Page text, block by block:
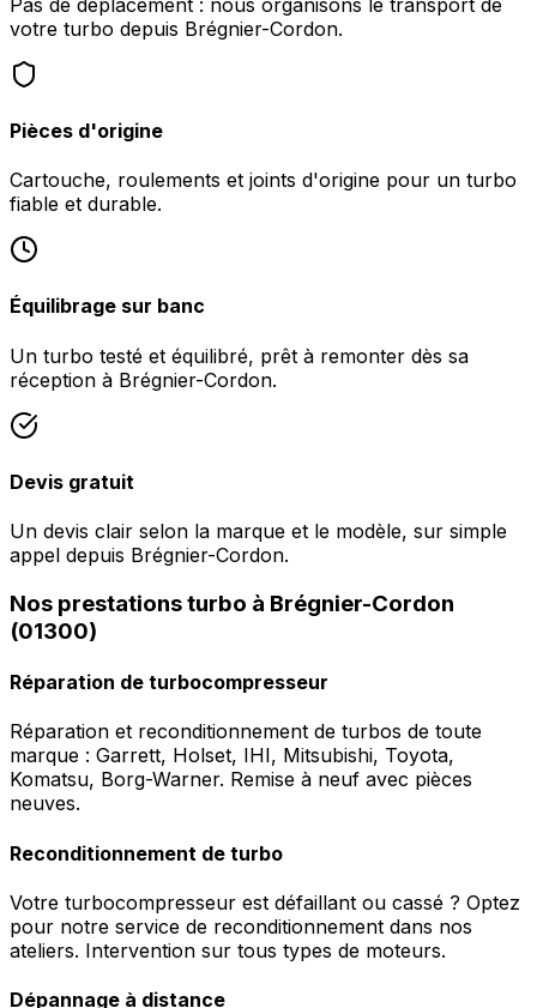
votre turbo depuis Brégnier-Cordon.
Pièces d'origine
Cartouche, roulements et joints d'origine pour un turbo
fiable et durable.
Équilibrage sur banc
Un turbo testé et équilibré, prêt à remonter dès sa
réception à Brégnier-Cordon.
Devis gratuit
Un devis clair selon la marque et le modèle, sur simple
appel depuis Brégnier-Cordon.
Nos prestations turbo à Brégnier-Cordon
(01300)
Réparation de turbocompresseur
Réparation et reconditionnement de turbos de toute
marque : Garrett, Holset, IHI, Mitsubishi, Toyota,
Komatsu, Borg-Warner. Remise à neuf avec pièces
neuves.
Reconditionnement de turbo
Votre turbocompresseur est défaillant ou cassé ? Optez
pour notre service de reconditionnement dans nos
ateliers. Intervention sur tous types de moteurs.
Dépannage à distance